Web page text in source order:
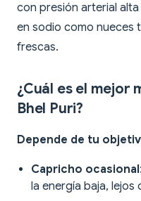
con presión arterial
en sodio como nueces
frescas.
¿Cuál es el mejor
Bhel Puri?
Depende de tu
Capricho ocasional
la energía baja, lejos